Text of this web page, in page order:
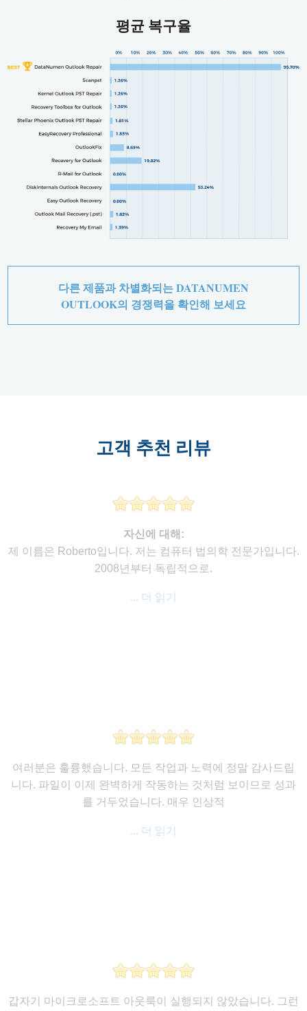
평균 복구율
다른 제품과 차별화되는 DATANUMEN
OUTLOOK의 경쟁력을 확인해 보세요
고객 추천 리뷰
자신에 대해:
제 이름은 Roberto입니다. 저는 컴퓨터 법의학 전문가입니다.
2008년부터 독립적으로.
... 더 읽기
여러분은 훌륭했습니다. 모든 작업과 노력에 정말 감사드립
니다. 파일이 이제 완벽하게 작동하는 것처럼 보이므로 성과
를 거두었습니다. 매우 인상적
... 더 읽기
갑자기 마이크로소프트 아웃룩이 실행되지 않았습니다. 그런